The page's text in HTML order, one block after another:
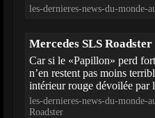
les-dernieres-news-du-monde-
Mercedes SLS Roadster
Car si le «Papillon» perd
n’en restent pas moins
intérieur rouge dévoilée par
les-dernieres-news-du-monde-
Roadster